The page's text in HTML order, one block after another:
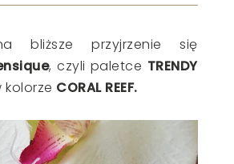
bliższe przyjrzenie się
, czyli paletce TRENDY
kolorze CORAL REEF.